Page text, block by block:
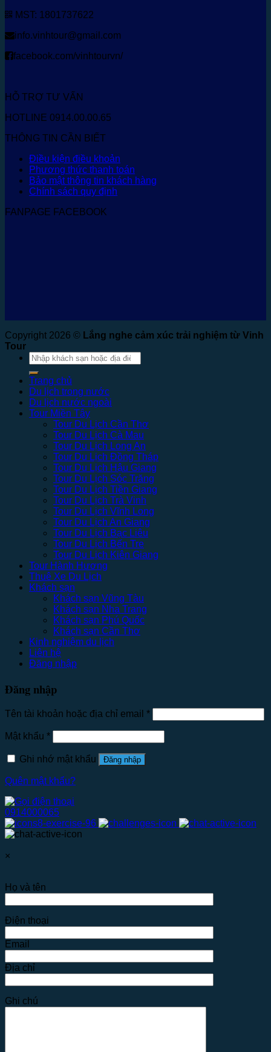
MST: 1801737622
info.vinhtour@gmail.com
facebook.com/vinhtourvn/
HỖ TRỢ TƯ VẤN
HOTLINE 0914.00.00.65
THÔNG TIN CẦN BIẾT
Điều kiện điều khoản
Phương thức thanh toán
Bảo mật thông tin khách hàng
Chính sách quy định
FANPAGE FACEBOOK
Copyright 2026 © Lắng nghe cảm xúc trải nghiệm từ Vinh
Tour
Tìm
kiếm:
Trang chủ
Du lịch trong nước
Du lịch nước ngoài
Tour Miền Tây
Tour Du Lịch Cần Thơ
Tour Du Lịch Cà Mau
Tour Du Lịch Long An
Tour Du Lịch Đồng Tháp
Tour Du Lịch Hậu Giang
Tour Du Lịch Sóc Trăng
Tour Du Lịch Tiền Giang
Tour Du Lịch Trà Vinh
Tour Du Lịch Vĩnh Long
Tour Du Lịch An Giang
Tour Du Lịch Bạc Liêu
Tour Du Lịch Bến Tre
Tour Du Lịch Kiên Giang
Tour Hành Hương
Thuê Xe Du Lịch
Khách sạn
Khách sạn Vũng Tàu
Khách sạn Nha Trang
Khách sạn Phú Quốc
Khách sạn Cần Thơ
Kinh nghiệm du lịch
Liên hệ
Đăng nhập
Đăng nhập
Tên tài khoản hoặc địa chỉ email *
Mật khẩu *
Ghi nhớ mật khẩu Đăng nhập
Quên mật khẩu?
0914000065
×
Họ và tên
Điện thoại
Email
Địa chỉ
Ghi chú